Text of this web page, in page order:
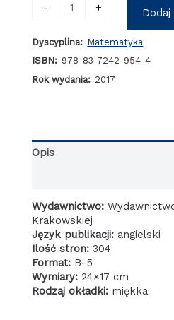
-
Selected
for
differential
equations
/
równań
różniczkowych
+
Dyscyplina: Matematyka
ISBN: 978-83-7242-954-4
Rok wydania: 2017
Opis
Wydawnictwo:
Krakowskiej
Język publikacji: angielski
Ilość stron: 304
Format: B-5
Wymiary: 24×17 cm
Rodzaj okładki: miękka